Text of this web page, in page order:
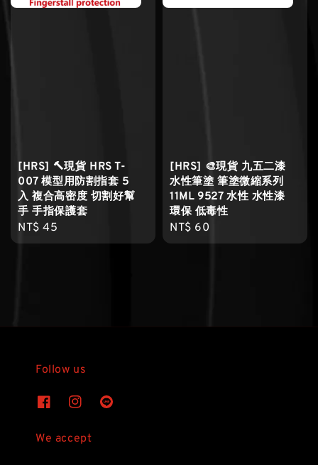
[HRS] 🔨現貨 HRS T-
007 模型用防割指套 5
入 複合高密度 切割好幫
手 手指保護套
Regular
price
NT$ 45
[HRS] 🎨現貨 九五二漆
水性筆塗 筆塗微縮系列
11ML 9527 水性 水性漆
環保 低毒性
Regular
price
NT$ 60
Follow us
We accept